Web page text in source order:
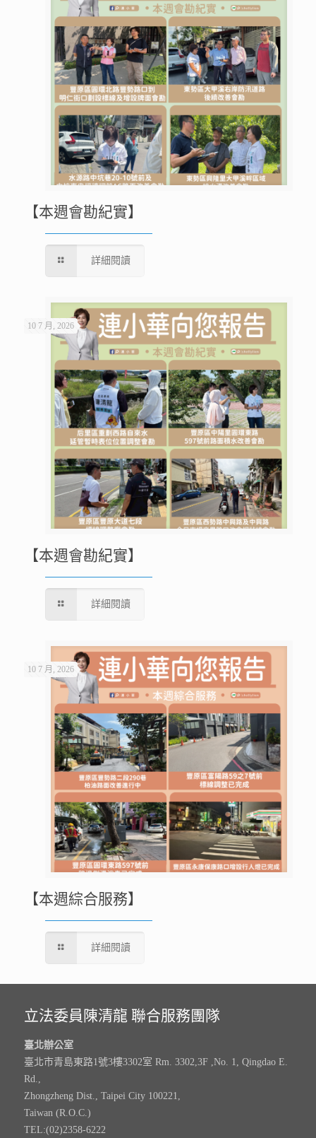
【本週會勘紀實】
詳細閱讀
10 7 月, 2026
【本週會勘紀實】
詳細閱讀
10 7 月, 2026
【本週綜合服務】
詳細閱讀
立法委員陳清龍 聯合服務團隊
臺北辦公室
臺北市青島東路1號3樓3302室 Rm. 3302,3F ,No. 1, Qingdao E.
Rd.,
Zhongzheng Dist., Taipei City 100221,
Taiwan (R.O.C.)
TEL:(02)2358-6222